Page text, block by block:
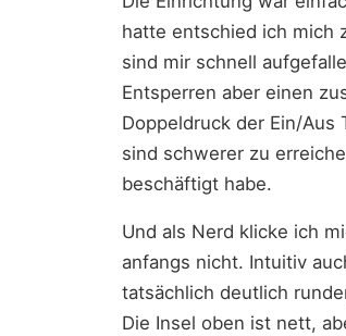
hatte entschied ich mich
sind mir schnell
Entsperren aber einen
Doppeldruck der Ein/
sind schwerer zu
beschäftigt habe.
Und als Nerd klicke ich
anfangs nicht. Intuitiv
tatsächlich deutlich
Die Insel oben ist nett,